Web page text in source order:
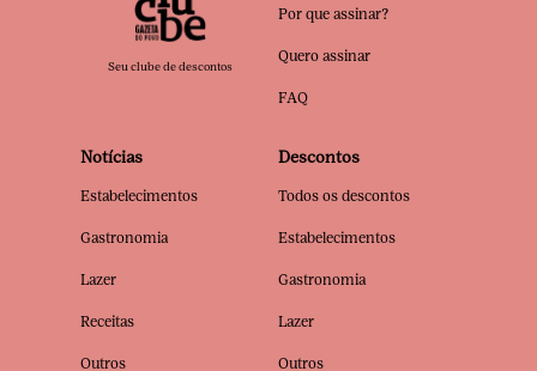
Seu clube de descontos
Por que assinar?
Quero assinar
FAQ
Notícias
Estabelecimentos
Gastronomia
Lazer
Receitas
Outros
Descontos
Todos os descontos
Estabelecimentos
Gastronomia
Lazer
Outros